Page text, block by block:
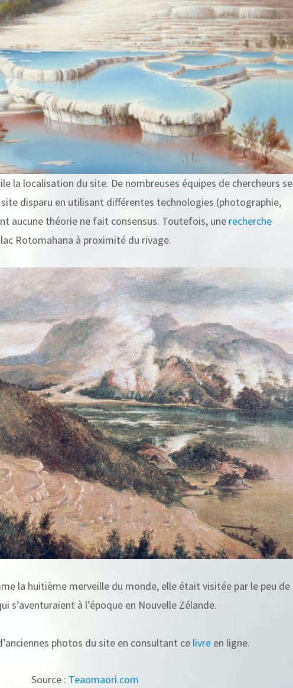
la localisation du site. De nombreuses équipes de chercheurs se
disparu en utilisant différentes technologies (photographie,
aucune théorie ne fait consensus. Toutefois, une recherche
Rotomahana à proximité du rivage.
la huitième merveille du monde, elle était visitée par le peu de
s’aventuraient à l’époque en Nouvelle Zélande.
photos du site en consultant ce livreen ligne.
Source : Teaomaori.com